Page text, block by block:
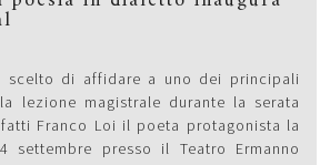
scelto di affidare a uno dei principali
lezione magistrale durante la serata
Franco Loi il poeta protagonista la
settembre presso il Teatro Ermanno